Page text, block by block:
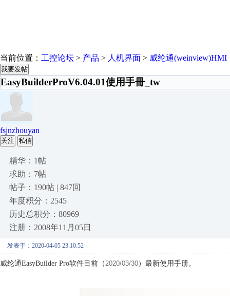
当前位置： 工控论坛 > 产品 > 人机界面 > 威纶通(weinview)HMI
我要发帖
EasyBuilderProV6.04.01使用手冊_tw
fsjnzhouyan
关注 私信
精华：1帖
求助：7帖
帖子：190帖 | 847回
年度积分：2545
历史总积分：80969
注册：2008年11月05日
发表于：2020-04-05 23:10:52
威纶通EasyBuilder Pro软件目前（2020/03/30）最新使用手册。